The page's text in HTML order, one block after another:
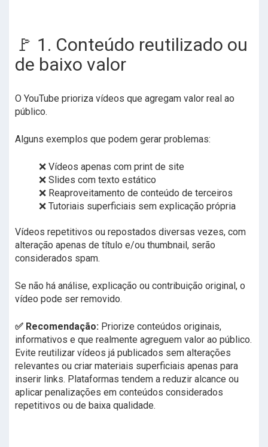
🚩 1. Conteúdo reutilizado ou
de baixo valor
O YouTube prioriza vídeos que agregam valor real ao
público.
Alguns exemplos que podem gerar problemas:
❌ Vídeos apenas com print de site
❌ Slides com texto estático
❌ Reaproveitamento de conteúdo de terceiros
❌ Tutoriais superficiais sem explicação própria
Vídeos repetitivos ou repostados diversas vezes, com
alteração apenas de título e/ou thumbnail, serão
considerados spam.
Se não há análise, explicação ou contribuição original, o
vídeo pode ser removido.
✅ Recomendação: Priorize conteúdos originais,
informativos e que realmente agreguem valor ao público.
Evite reutilizar vídeos já publicados sem alterações
relevantes ou criar materiais superficiais apenas para
inserir links. Plataformas tendem a reduzir alcance ou
aplicar penalizações em conteúdos considerados
repetitivos ou de baixa qualidade.